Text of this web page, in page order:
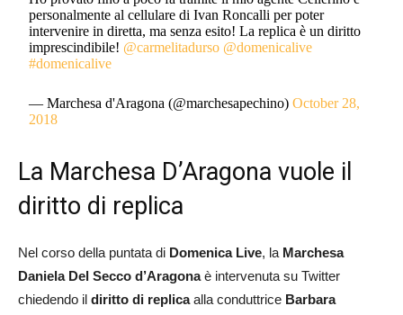
personalmente al cellulare di Ivan Roncalli per poter
intervenire in diretta, ma senza esito! La replica è un diritto
imprescindibile! @carmelitadurso @domenicalive
#domenicalive
— Marchesa d'Aragona (@marchesapechino)October 28,
2018
La Marchesa D’Aragona vuole il
diritto di replica
Nel corso della puntata di Domenica Live, la Marchesa
Daniela Del Secco d’Aragonaè intervenuta su Twitter
chiedendo il diritto di replicaalla conduttrice Barbara